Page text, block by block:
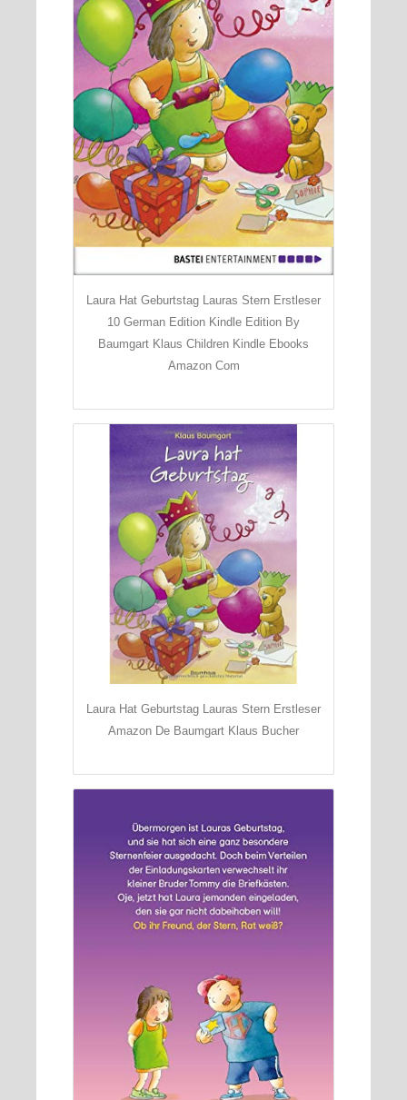
Laura Hat Geburtstag Lauras Stern Erstleser
10 German Edition Kindle Edition By
Baumgart Klaus Children Kindle Ebooks
Amazon Com
Laura Hat Geburtstag Lauras Stern Erstleser
Amazon De Baumgart Klaus Bucher